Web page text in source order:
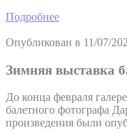
Подробнее
Опубликован в 11/07/
Зимняя выставка
До конца февраля
балетного фотографа
произведения были